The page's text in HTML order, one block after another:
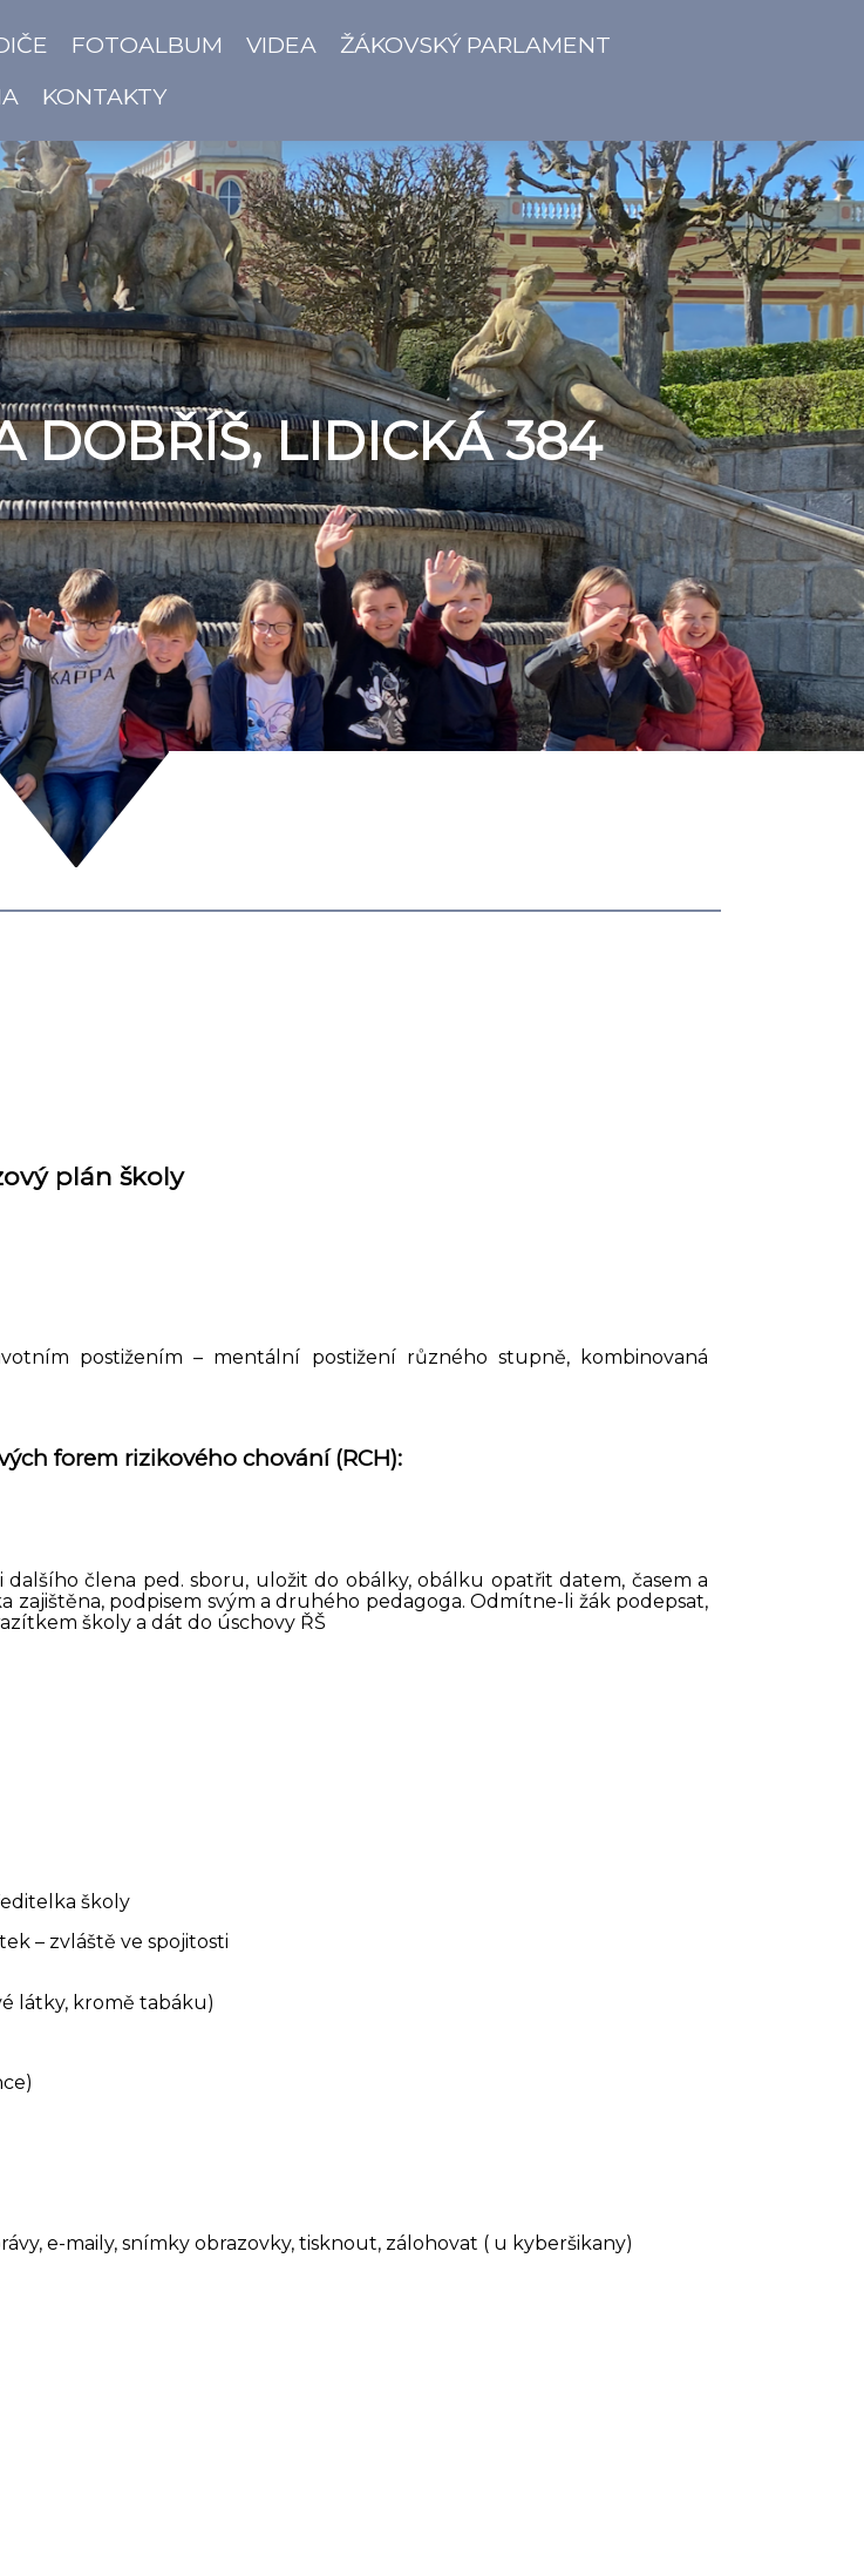
FOTOALBUM VIDEA
ŽÁKOVSKÝ PARLAMENT
KONTAKTY
DOBŘÍŠ, LIDICKÁ 384
plán školy
postižením – mentální postižení různého stupně, kombinovaná
forem rizikového chování (RCH):
člena ped. sboru, uložit do obálky, obálku opatřit datem, časem a
zajištěna, podpisem svým a druhého pedagoga. Odmítne-li žák podepsat,
školy a dát do úschovy ŘŠ
školy
– zvláště ve spojitosti
látky, kromě tabáku)
e-maily, snímky obrazovky, tisknout, zálohovat ( u kyberšikany)